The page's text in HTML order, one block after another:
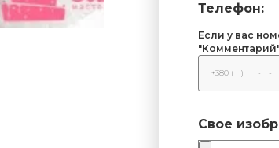
Телефон:
Если у вас
Свое